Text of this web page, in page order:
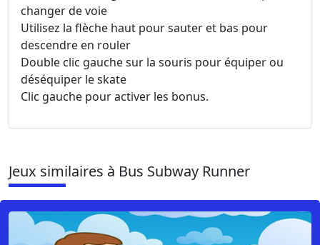
changer de voie
Utilisez la flèche haut pour sauter et bas pour
descendre en rouler
Double clic gauche sur la souris pour équiper ou
déséquiper le skate
Clic gauche pour activer les bonus.
Jeux similaires à Bus Subway Runner